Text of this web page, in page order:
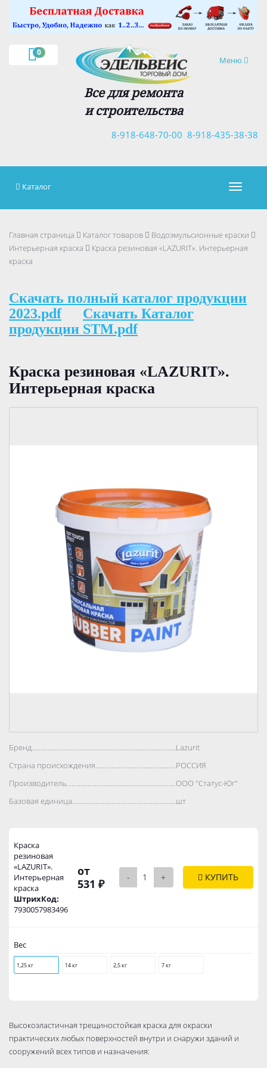
0
Навигация
Меню
Все для ремонта
и строительства
8-918-435-38-38
8-918-648-70-00
×
Каталог
Главная страница Каталог товаров
Водоэмульсионные краски
Интерьерная краска
Краска резиновая «LAZURIT». Интерьерная
краска
Скачать полный каталог продукции
2023.pdf
Скачать Каталог
продукции STM.pdf
Краска резиновая «LAZURIT».
Интерьерная краска
Бренд..................................................................................Lazurit
Страна происхождения..................................................................................
РОССИЯ
Производитель..................................................................................
ООО "Статус-Юг"
Базовая единица..................................................................................
шт
Краска
резиновая
«LAZURIT».
Интерьерная
краска
ШтрихКод:
7930057983496
от
531 ₽
- + КУПИТЬ
Вес
1,25 кг 14 кг 2,5 кг 7 кг
Высокоэластичная трещиностойкая краска для окраски
практических любых поверхностей внутри и снаружи зданий и
сооружений всех типов и назначения: